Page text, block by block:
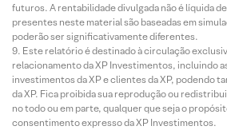
futuros. A rentabilidade divulgada não é líquida
presentes neste material são baseadas em
poderão ser significativamente diferentes.
Este relatório é destinado à circulação
relacionamento da XP Investimentos, incluindo
investimentos da XP e clientes da XP, podendo
da XP. Fica proibida sua reprodução ou
no todo ou em parte, qualquer que seja o
consentimento expresso da XP Investimentos.